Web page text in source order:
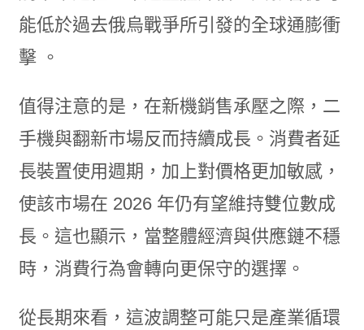
能低於過去俄烏戰爭所引發的全球通膨衝
擊 。
值得注意的是，在新機銷售承壓之際，二
手機與翻新市場反而持續成長。消費者延
長裝置使用週期，加上對價格更加敏感，
使該市場在 2026 年仍有望維持雙位數成
長。這也顯示，當整體經濟與供應鏈不穩
時，消費行為會轉向更保守的選擇。
從長期來看，這波調整可能只是產業循環